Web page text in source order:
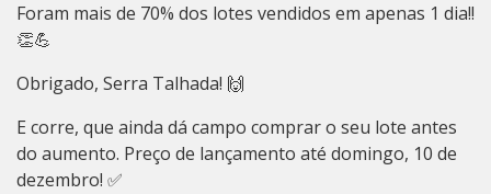
Foram mais de 70% dos lotes vendidos em apenas 1 dia!!
👏💪
Obrigado, Serra Talhada! 🙌
E corre, que ainda dá campo comprar o seu lote antes
do aumento. Preço de lançamento até domingo, 10 de
dezembro! ✅